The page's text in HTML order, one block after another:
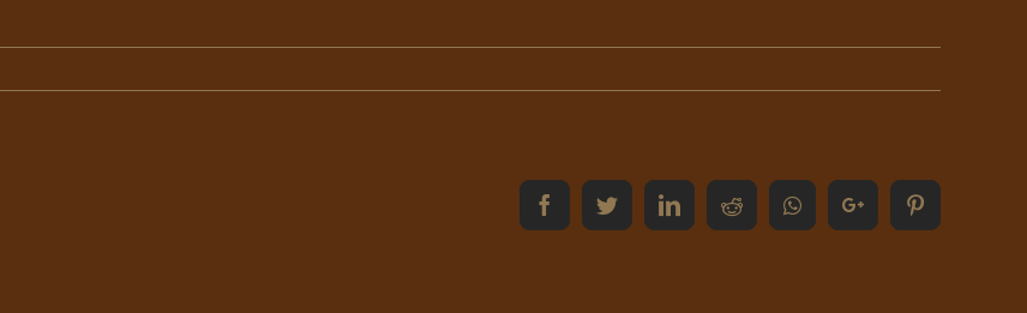
FacebookTwitterLinkedInRedditWhatsappGoogle+